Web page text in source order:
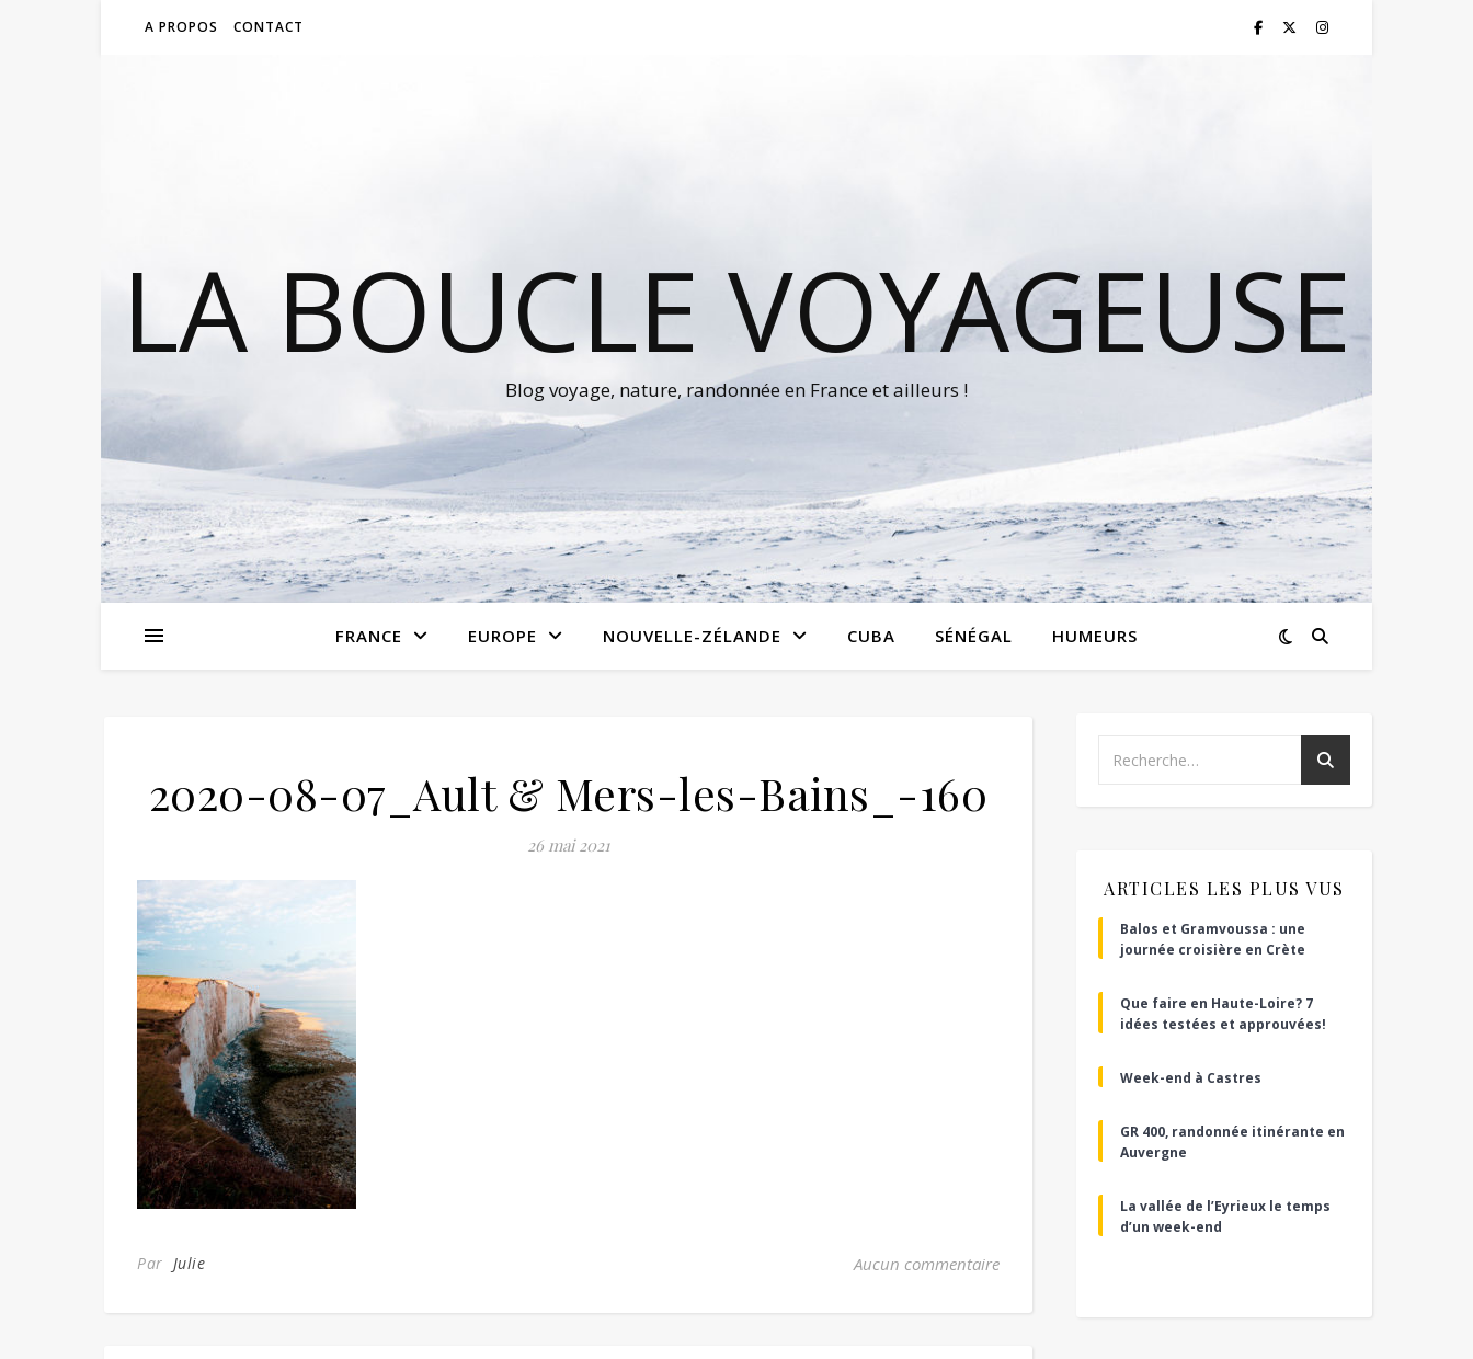
A PROPOS CONTACT
LA BOUCLE VOYAGEUSE
Blog voyage, nature, randonnée en France et ailleurs !
FRANCE EUROPE NOUVELLE-ZÉLANDE CUBA SÉNÉGAL HUMEURS
2020-08-07_Ault & Mers-les-Bains_-160
26 mai 2021
Par Julie Aucun commentaire
ARTICLES LES PLUS VUS
Balos et Gramvoussa : une
journée croisière en Crète
Que faire en Haute-Loire? 7
idées testées et approuvées!
Week-end à Castres
GR 400, randonnée itinérante en
Auvergne
La vallée de l’Eyrieux le temps
d’un week-end